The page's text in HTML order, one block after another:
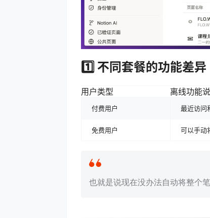
1️⃣ 不同套餐的功能差异
用户类型 离线功能
付费用户 最近访问
免费用户 可以手动
也就是说现在没办法自动将整个